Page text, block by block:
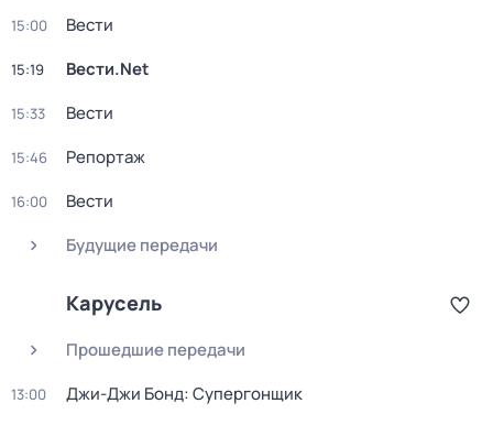
15:00 Вести
15:19 Вести.Net
15:33 Вести
15:46 Репортаж
16:00
Вести
Будущие передачи
Карусель
Прошедшие передачи
13:00 Джи-Джи Бонд: Супергонщик